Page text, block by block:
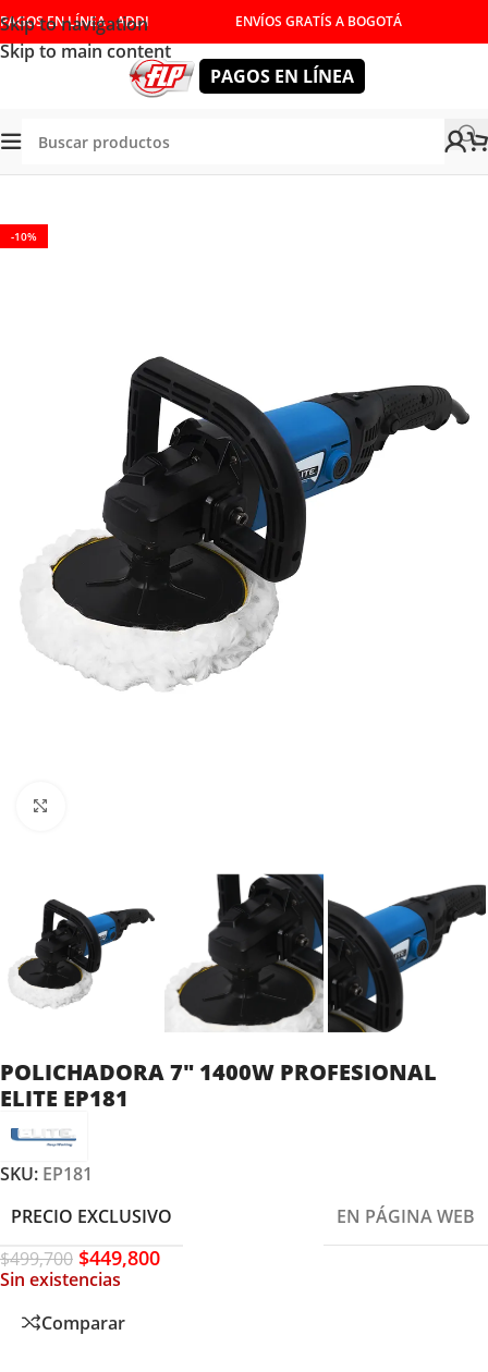
Skip to navigation
Skip to main content
PAGOS EN LÍNEA - ADDI ENVÍOS GRATÍS A BOGOTÁ
PAGOS EN LÍNEA
Tienda/HERRAMIENTAS ELÉCTRICAS
-10%
POLICHADORA 7″ 1400W PROFESIONAL
ELITE EP181
SKU: EP181
PRECIO EXCLUSIVO
EN PÁGINA WEB
$499,700 $449,800
Sin existencias
Comparar